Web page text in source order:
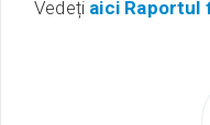
Vedeți aici Raportul